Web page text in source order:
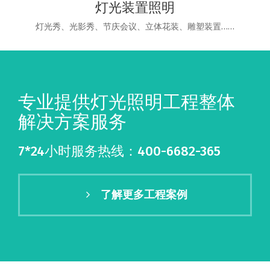
灯光装置照明
灯光秀、光影秀、节庆会议、立体花装、雕塑装置……
专业提供灯光照明工程整体
解决方案服务
7*24小时服务热线：400-6682-365
了解更多工程案例